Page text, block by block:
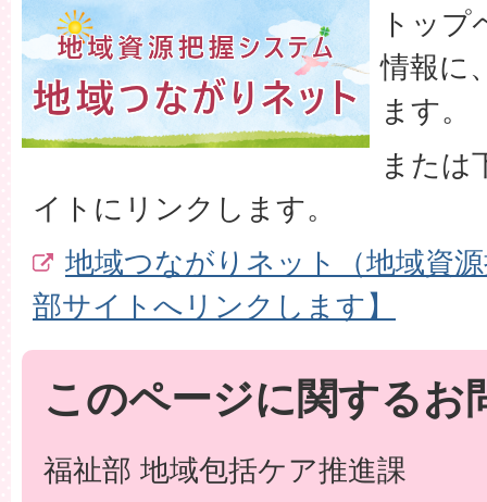
トッ
情報に
ます。
または
イトにリンクします。
地域つながりネット（地域資
部サイトへリンクします】
このページに関するお
福祉部 地域包括ケア推進課